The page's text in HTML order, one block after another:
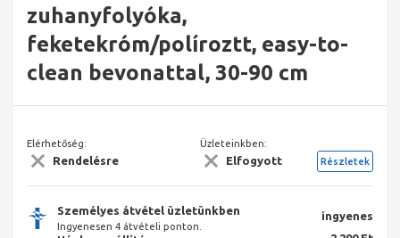
zuhanyfolyóka,
feketekróm/políroztt, easy-to-
clean bevonattal, 30-90 cm
Elérhetőség:
Rendelésre
Üzleteinkben:
Elfogyott Részletek
Személyes átvétel üzletünkben
Ingyenesen 4 átvételi ponton.
ingyenes